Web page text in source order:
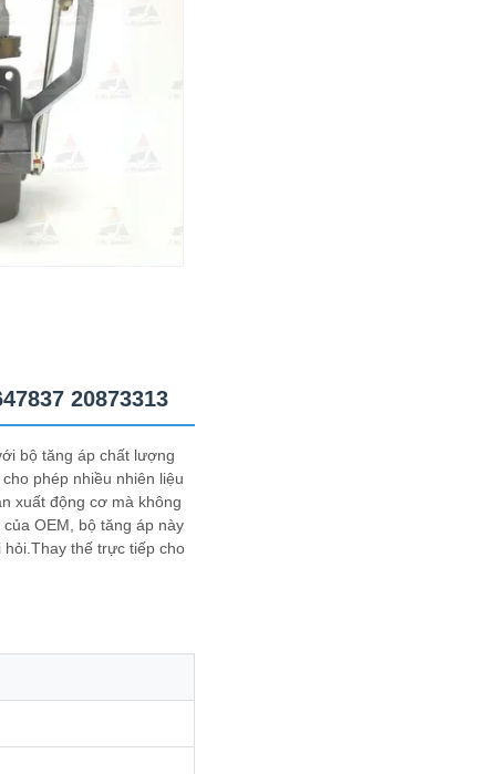
20873313
bộ tăng áp chất lượng
phép nhiều nhiên liệu
xuất động cơ mà không
OEM, bộ tăng áp này
thế trực tiếp cho